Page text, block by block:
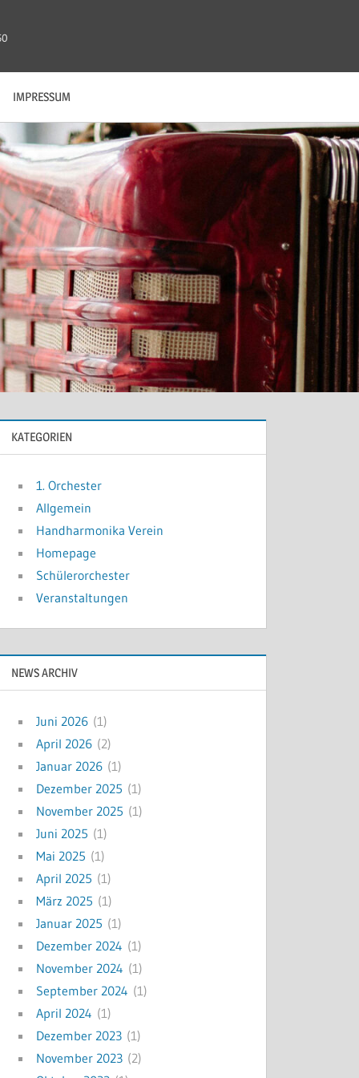
IMPRESSUM
KATEGORIEN
1. Orchester
Allgemein
Handharmonika Verein
Homepage
Schülerorchester
Veranstaltungen
NEWS ARCHIV
Juni 2026 (1)
April 2026 (2)
Januar 2026 (1)
Dezember 2025 (1)
November 2025 (1)
Juni 2025 (1)
Mai 2025 (1)
April 2025 (1)
März 2025 (1)
Januar 2025 (1)
Dezember 2024 (1)
November 2024 (1)
September 2024 (1)
April 2024 (1)
Dezember 2023 (1)
November 2023 (2)